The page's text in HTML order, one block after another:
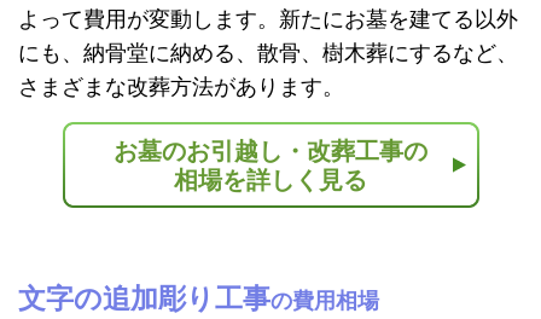
よって費用が変動します。新たにお墓を建てる以外
にも、納骨堂に納める、散骨、樹木葬にするなど、
さまざまな改葬方法があります。
お墓のお引越し・改葬工事の
相場を詳しく見る
文字の追加彫り工事の費用相場